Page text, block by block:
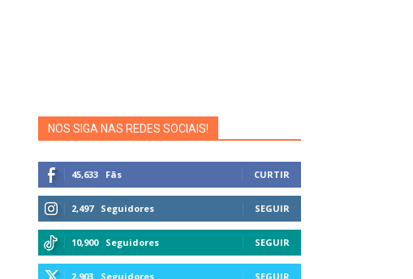
NOS SIGA NAS REDES SOCIAIS!
45,633 Fãs CURTIR
2,497 Seguidores SEGUIR
10,900 Seguidores SEGUIR
2,903 Seguidores SEGUIR